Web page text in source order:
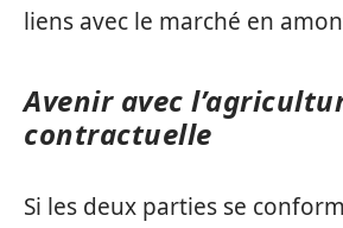
liens avec le marché en
Avenir avec
contractuelle
Si les deux parties se